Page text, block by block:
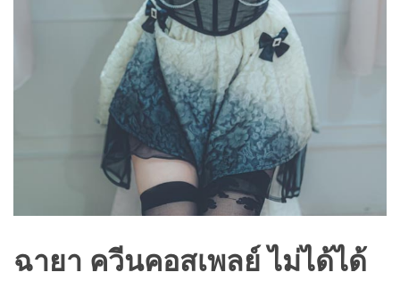
ฉายา ควีนคอสเพลย์ ไม่ได้ได้